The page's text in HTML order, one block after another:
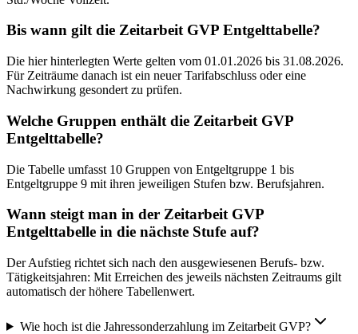
Bis wann gilt die Zeitarbeit GVP Entgelttabelle?
Die hier hinterlegten Werte gelten vom 01.01.2026 bis 31.08.2026.
Für Zeiträume danach ist ein neuer Tarifabschluss oder eine
Nachwirkung gesondert zu prüfen.
Welche Gruppen enthält die Zeitarbeit GVP
Entgelttabelle?
Die Tabelle umfasst 10 Gruppen von Entgeltgruppe 1 bis
Entgeltgruppe 9 mit ihren jeweiligen Stufen bzw. Berufsjahren.
Wann steigt man in der Zeitarbeit GVP
Entgelttabelle in die nächste Stufe auf?
Der Aufstieg richtet sich nach den ausgewiesenen Berufs- bzw.
Tätigkeitsjahren: Mit Erreichen des jeweils nächsten Zeitraums gilt
automatisch der höhere Tabellenwert.
Wie hoch ist die Jahressonderzahlung im Zeitarbeit GVP?